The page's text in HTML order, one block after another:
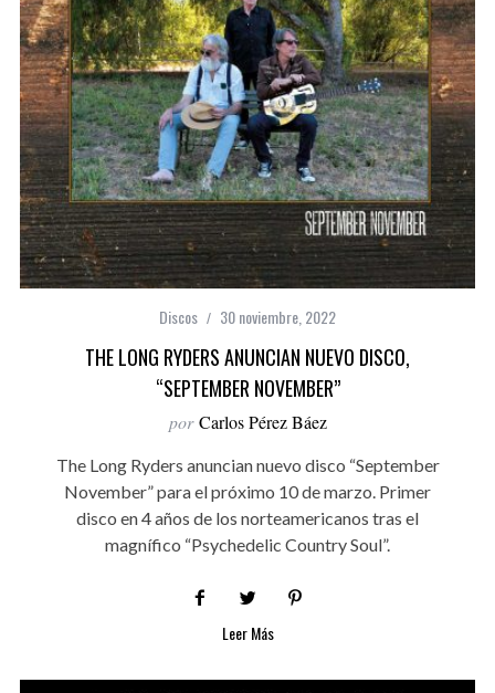
Discos 30 noviembre, 2022
THE LONG RYDERS ANUNCIAN NUEVO DISCO,
“SEPTEMBER NOVEMBER”
por Carlos Pérez Báez
The Long Ryders anuncian nuevo disco “September
November” para el próximo 10 de marzo. Primer
disco en 4 años de los norteamericanos tras el
magnífico “Psychedelic Country Soul”.
Leer Más